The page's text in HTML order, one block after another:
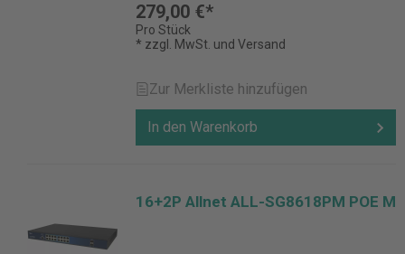
279,00 €*
Pro Stück
* zzgl. MwSt. und Versand
Zur Merkliste hinzufügen
In den Warenkorb
16+2P Allnet ALL-SG8618PM POE M